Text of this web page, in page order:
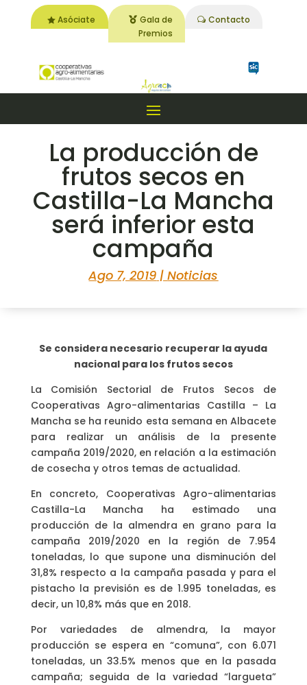
Asóciate
Gala de
Premios
Contacto
La producción de
frutos secos en
Castilla-La Mancha
será inferior esta
campaña
Ago 7, 2019 |Noticias
Se considera necesario recuperar la ayuda
nacional para los frutos secos
La Comisión Sectorial de Frutos Secos de
Cooperativas Agro-alimentarias Castilla – La
Mancha se ha reunido esta semana en Albacete
para realizar un análisis de la presente
campaña 2019/2020, en relación a la estimación
de cosecha y otros temas de actualidad.
En concreto, Cooperativas Agro-alimentarias
Castilla-La Mancha ha estimado una
producción de la almendra en grano para la
campaña 2019/2020 en la región de 7.954
toneladas, lo que supone una disminución del
31,8% respecto a la campaña pasada y para el
pistacho la previsión es de 1.995 toneladas, es
decir, un 10,8% más que en 2018.
Por variedades de almendra, la mayor
producción se espera en “comuna”, con 6.071
toneladas, un 33.5% menos que en la pasada
campaña; seguida de la variedad “largueta”